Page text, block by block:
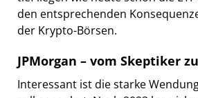
den entsprechenden
der Krypto-Börsen.
JPMorgan – vom Skeptiker
Interessant ist die starke